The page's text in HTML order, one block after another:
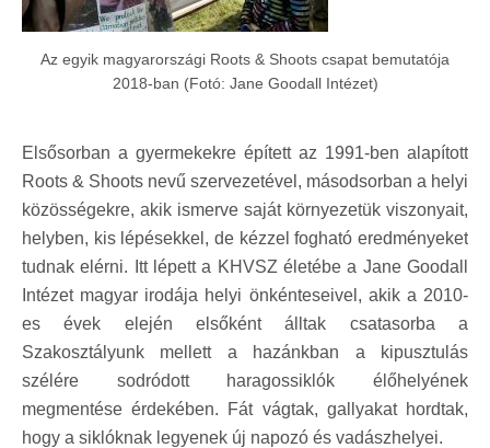
Az egyik magyarországi Roots & Shoots csapat bemutatója
2018-ban (Fotó: Jane Goodall Intézet)
Elsősorban a gyermekekre épített az 1991-ben alapított
Roots & Shoots nevű szervezetével, másodsorban a helyi
közösségekre, akik ismerve saját környezetük viszonyait,
helyben, kis lépésekkel, de kézzel fogható eredményeket
tudnak elérni. Itt lépett a KHVSZ életébe a Jane Goodall
Intézet magyar irodája helyi önkénteseivel, akik a 2010-
es évek elején elsőként álltak csatasorba a
Szakosztályunk mellett a hazánkban a kipusztulás
szélére sodródott haragossiklók élőhelyének
megmentése érdekében. Fát vágtak, gallyakat hordtak,
hogy a siklóknak legyenek új napozó és vadászhelyei.